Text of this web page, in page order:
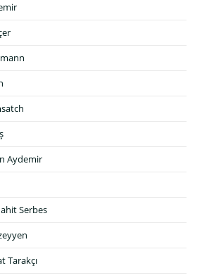
Aydemir
Serbes
Tarakçı